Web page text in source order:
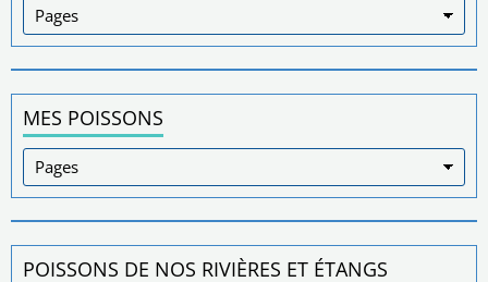
MES POISSONS
POISSONS DE NOS RIVIÈRES ET ÉTANGS